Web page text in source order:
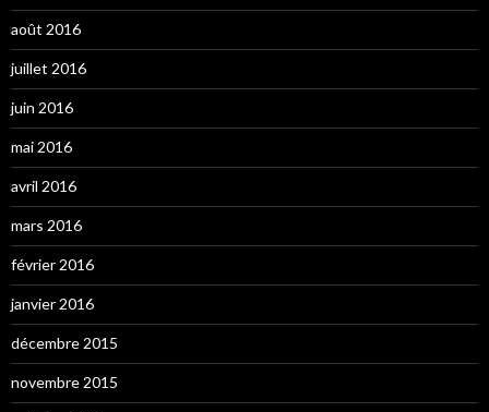
août 2016
juillet 2016
juin 2016
mai 2016
avril 2016
mars 2016
février 2016
janvier 2016
décembre 2015
novembre 2015